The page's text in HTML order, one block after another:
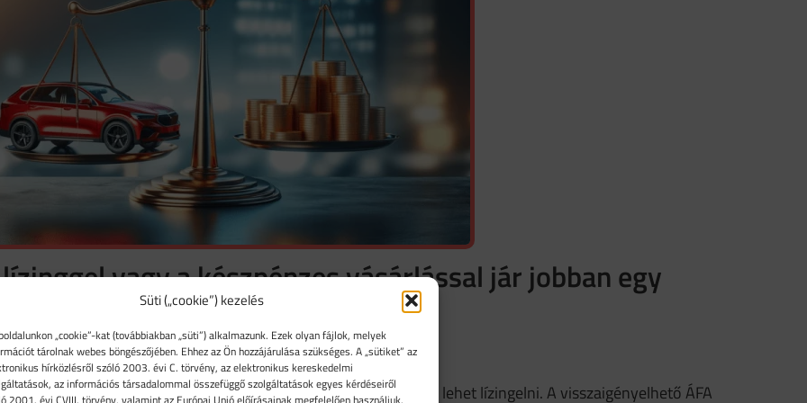
Süti („cookie”) kezelés
„cookie”-kat (továbbiakban „süti”) alkalmazunk. Ezek olyan fájlok, melyek
tárolnak webes böngészőjében. Ehhez az Ön hozzájárulása szükséges. A „sütiket” az
hírközlésről szóló 2003. évi C. törvény, az elektronikus kereskedelmi
az információs társadalommal összefüggő szolgáltatások egyes kérdéseiről
vagy a készpénzes vásárlással jár jobban egy
ja vagy a lízing kamata a több?
utánanézni, hogy a kiválasztott járművet milyen feltételekkel lehet lízingelni. A visszaigényelhető ÁFA